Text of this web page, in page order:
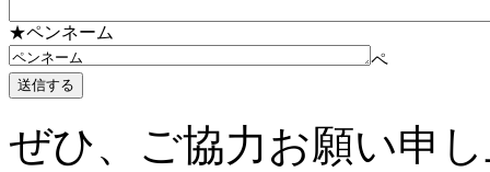
★ペンネーム
ペ
ぜひ、ご協力お願い申